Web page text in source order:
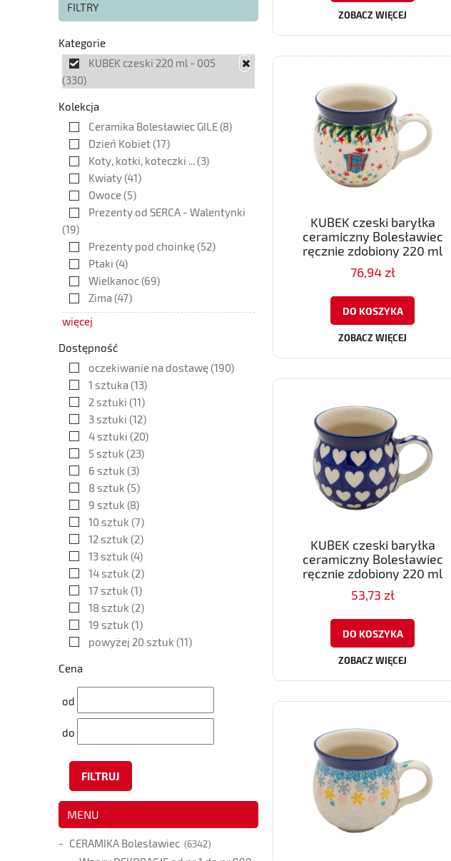
FILTRY
Kategorie
KUBEK czeski 220 ml - 005
(330)
Kolekcja
Ceramika Bolesławiec GILE(8)
Dzień Kobiet(17)
Koty, kotki, koteczki ...(3)
Kwiaty(41)
Owoce(5)
Prezenty od SERCA - Walentynki
(19)
Prezenty pod choinkę(52)
Ptaki (4)
Wielkanoc(69)
Zima (47)
więcej
Dostępność
oczekiwanie na dostawę(190)
1 sztuka (13)
2 sztuki (11)
3 sztuki (12)
4 sztuki (20)
5 sztuk (23)
6 sztuk (3)
8 sztuk (5)
9 sztuk (8)
10 sztuk (7)
12 sztuk (2)
13 sztuk (4)
14 sztuk (2)
17 sztuk (1)
18 sztuk (2)
19 sztuk (1)
powyżej 20 sztuk (11)
Cena
od
do
FILTRUJ
MENU
CERAMIKA Bolesławiec (6342)
ZOBACZ WIĘCEJ
KUBEK czeski baryłka
ceramiczny Bolesławiec
ręcznie zdobiony 220 ml
76,94 zł
DO KOSZYKA
ZOBACZ WIĘCEJ
KUBEK czeski baryłka
ceramiczny Bolesławiec
ręcznie zdobiony 220 ml
53,73 zł
DO KOSZYKA
ZOBACZ WIĘCEJ